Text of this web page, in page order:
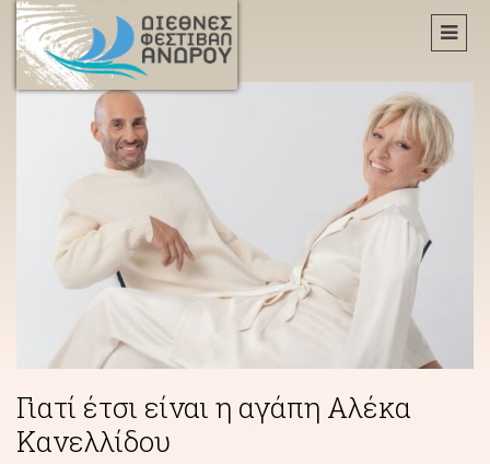
Γιατί έτσι είναι η αγάπη Αλέκα
Κανελλίδου